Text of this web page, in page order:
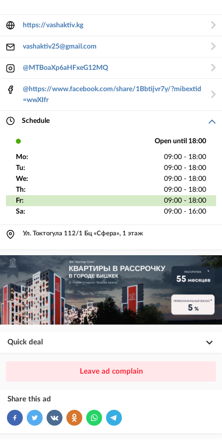
https://vashaktiv.kg
vashaktiv25@gmail.com
@MTBoaXp6aHFxeG12MQ
@https://www.facebook.com/share/1Bbtijvr7y/?mibextid
=wwXIfr
Schedule
Open until 18:00
Mo:
09:00 - 18:00
Tu:
09:00 - 18:00
We:
09:00 - 18:00
Th:
09:00 - 18:00
Fr:
09:00 - 18:00
Sa:
09:00 - 16:00
Ул. Токтогула 112/1 Бц «Сфера», 1 этаж
Quick deal
ad placement above VIP + paid promotion on Instagram
VIP
ad placement above free ads
Leave ad complain
Share this ad